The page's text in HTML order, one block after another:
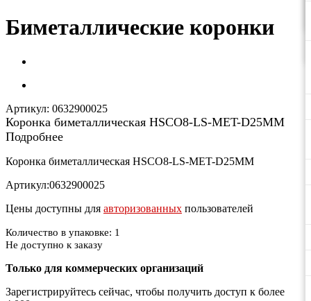
Биметаллические коронки
Артикул: 0632900025
Коронка биметаллическая HSCO8-LS-MET-D25MM
Подробнее
Коронка биметаллическая HSCO8-LS-MET-D25MM
Артикул:0632900025
Цены доступны для авторизованных пользователей
Количество в упаковке: 1
Не доступно к заказу
Только для коммерческих организаций
Зарегистрируйтесь сейчас, чтобы получить доступ к более